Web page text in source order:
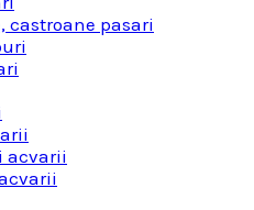
castroane pasari
acvarii